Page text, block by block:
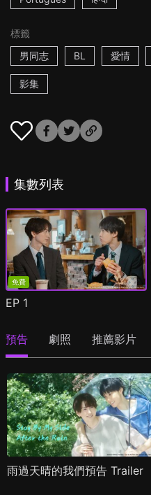
標籤
男同志
BL 愛情
影集
集數列表
免費
EP 1
預告 劇照 推薦影片
雨過天晴的我們預告 Trailer